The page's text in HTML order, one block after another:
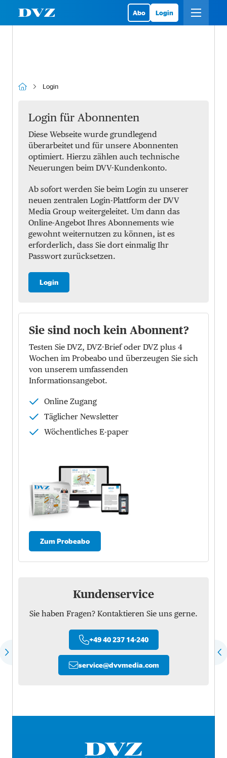
Abo Login
Login
Login für Abonnenten
Diese Webseite wurde grundlegend
überarbeitet und für unsere Abonnenten
optimiert. Hierzu zählen auch technische
Neuerungen beim DVV-Kundenkonto.
Ab sofort werden Sie beim Login zu unserer
neuen zentralen Login-Plattform der DVV
Media Group weitergeleitet. Um dann das
Online-Angebot Ihres Abonnements wie
gewohnt weiternutzen zu können, ist es
erforderlich, dass Sie dort einmalig Ihr
Passwort zurücksetzen.
Login
Sie sind noch kein Abonnent?
Testen Sie DVZ, DVZ-Brief oder DVZ plus 4
Wochen im Probeabo und überzeugen Sie sich
von unserem umfassenden
Informationsangebot.
Online Zugang
Täglicher Newsletter
Wöchentliches E-paper
Zum Probeabo
Kundenservice
Sie haben Fragen? Kontaktieren Sie uns gerne.
+49 40 237 14-240
service@dvvmedia.com